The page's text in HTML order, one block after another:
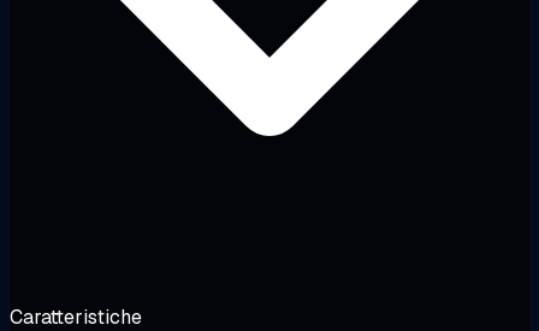
Caratteristiche